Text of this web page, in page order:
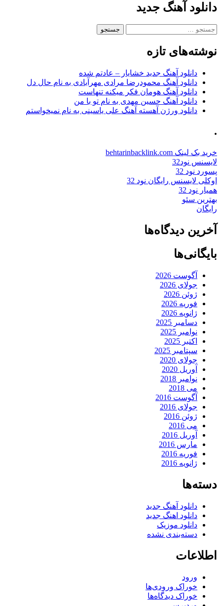
دانلود آهنگ جدید
جستجو
نوشته‌های تازه
دانلود آهنگ جدید خشایار – عادتم شده
دانلود آهنگ محمودرضا مرادی مهرآبادی به نام حال دل
دانلود آهنگ هومان فکر میکنه تنهاست
دانلود آهنگ حسین مهدی به نام تو با من
دانلود ورژن آهسته آهنگ علی یاسینی به نام نمیخواستم
.
خرید بک لینک behtarinbacklink.com
لایسنس نود32
پسورد نود 32
اوکلی لایسنس رایگان نود 32
همیار نود 32
بهترین سئو
رایگان
آخرین دیدگاه‌ها
بایگانی‌ها
آگوست 2026
جولای 2026
ژوئن 2026
فوریه 2026
ژانویه 2026
دسامبر 2025
نوامبر 2025
اکتبر 2025
سپتامبر 2025
جولای 2020
آوریل 2020
نوامبر 2018
می 2018
آگوست 2016
جولای 2016
ژوئن 2016
می 2016
آوریل 2016
مارس 2016
فوریه 2016
ژانویه 2016
دسته‌ها
دانلود آهنگ جدید
دانلود اهنگ جدید
دانلود موزیک
دسته‌بندی نشده
اطلاعات
ورود
خوراک ورودی‌ها
خوراک دیدگاه‌ها